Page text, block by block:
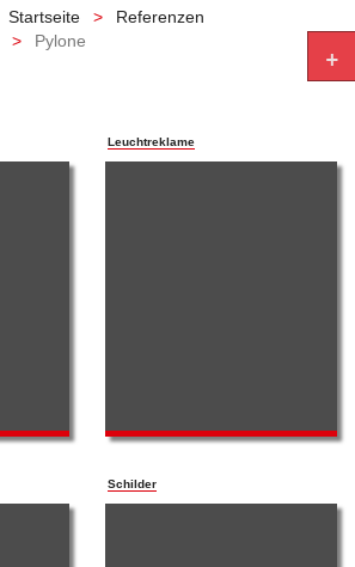
Startseite
Referenzen
Pylone
Leuchtreklame
Schilder
+